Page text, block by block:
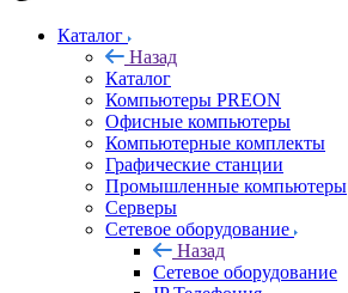
Каталог
Назад
Каталог
Компьютеры PREON
Офисные компьютеры
Компьютерные комплекты
Графические станции
Промышленные компьютеры
Серверы
Сетевое оборудование
Назад
Сетевое оборудование